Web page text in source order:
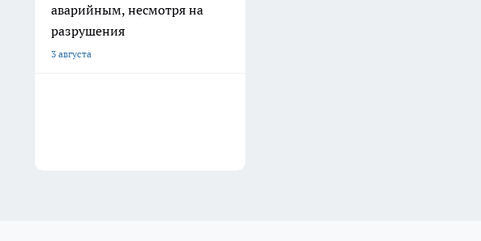
аварийным, несмотря на
разрушения
3 августа